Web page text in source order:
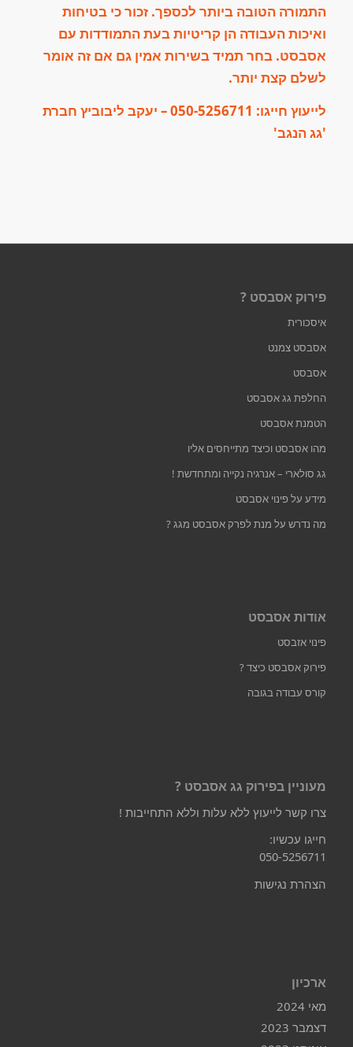
התמורה הטובה ביותר לכספך. זכור כי בטיחות
ואיכות העבודה הן קריטיות בעת התמודדות עם
אסבסט. בחר תמיד בשירות אמין גם אם זה אומר
לשלם קצת יותר.
לייעוץ חייגו: 050-5256711– יעקב ליבוביץ חברת
'גג הנגב'
פירוק אסבסט ?
איסכורית
אסבסט צמנט
אסבסט
החלפת גג אסבסט
הטמנת אסבסט
מהו אסבסט וכיצד מתייחסים אליו
גג סולארי – אנרגיה נקייה ומתחדשת !
מידע על פינוי אסבסט
מה נדרש על מנת לפרק אסבסט מגג ?
אודות אסבסט
פינוי אזבסט
פירוק אסבסט כיצד ?
קורס עבודה בגובה
מעוניין בפירוק גג אסבסט ?
צרו קשר לייעוץ ללא עלות וללא התחייבות !
חייגו עכשיו:
050-5256711
הצהרת נגישות
ארכיון
מאי 2024
דצמבר 2023